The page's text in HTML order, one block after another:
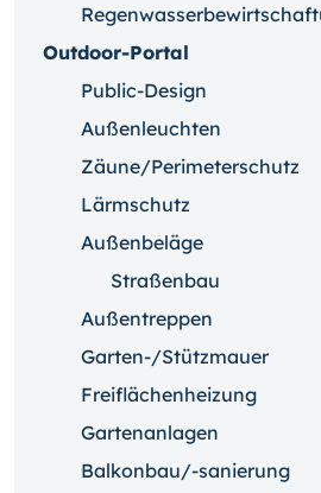
Outdoor-Portal
Public-Design
Außenleuchten
Zäune/Perimeterschutz
Lärmschutz
Außenbeläge
Straßenbau
Außentreppen
Garten-/Stützmauer
Freiflächenheizung
Gartenanlagen
Balkonbau/-sanierung